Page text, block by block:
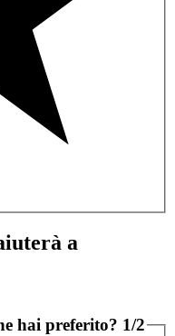
a
hai preferito? 1/2